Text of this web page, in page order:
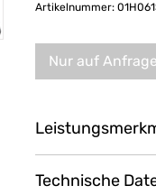
Artikelnummer:
Nur auf Anfrage
gleichmäßigen
Technische